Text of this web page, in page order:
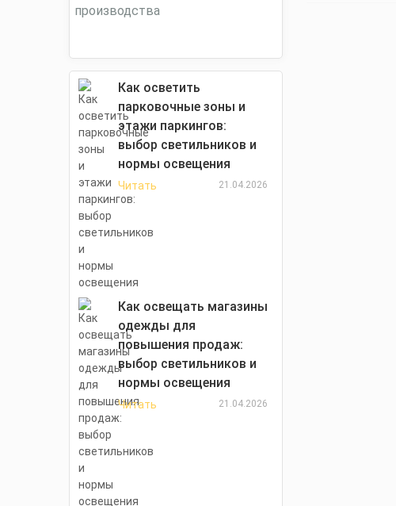
Как осветить
парковочные зоны и
этажи паркингов:
выбор светильников и
нормы освещения
Читать 21.04.2026
Как освещать магазины
одежды для
повышения продаж:
выбор светильников и
нормы освещения
Читать 21.04.2026